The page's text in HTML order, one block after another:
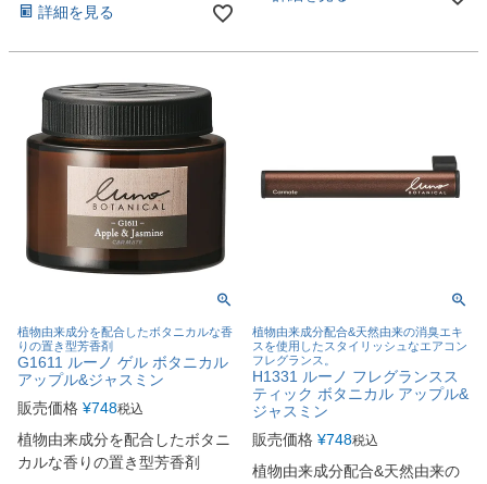
詳細を見る
植物由来成分を配合したボタニカルな香
りの置き型芳香剤
G1611 ルーノ ゲル ボタニカル
アップル&ジャスミン
販売価格 ¥748税込
植物由来成分を配合したボタニ
カルな香りの置き型芳香剤
植物由来成分配合&天然由来の消臭エキ
スを使用したスタイリッシュなエアコン
フレグランス。
H1331 ルーノ フレグランスス
ティック ボタニカル アップル&
ジャスミン
販売価格 ¥748税込
植物由来成分配合&天然由来の